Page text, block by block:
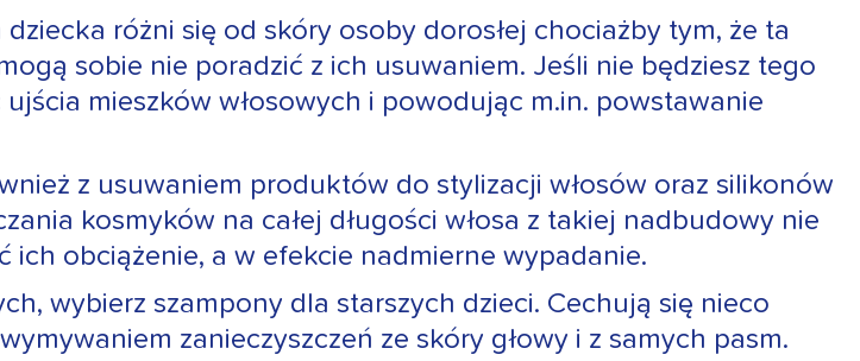
różni się od skóry osoby dorosłej chociażby tym, że ta
sobie nie poradzić z ich usuwaniem. Jeśli nie będziesz tego
mieszków włosowych i powodując m.in. powstawanie
z usuwaniem produktów do stylizacji włosów oraz silikonów
kosmyków na całej długości włosa z takiej nadbudowy nie
ich obciążenie, a w efekcie nadmierne wypadanie.
wybierz szampony dla starszych dzieci. Cechują się nieco
zanieczyszczeń ze skóry głowy i z samych pasm.